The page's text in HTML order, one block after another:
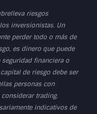
riesgos
inversionistas. Un
perder todo o más de
es dinero que puede
financiera o
de riesgo debe ser
personas con
trading.
indicativos de